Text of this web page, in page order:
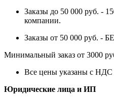
Заказы до 50 000 руб. -
компании.
Заказы от 50 000 руб. -
Минимальный заказ от 3000
Все цены указаны с НДС
Юридические лица и ИП